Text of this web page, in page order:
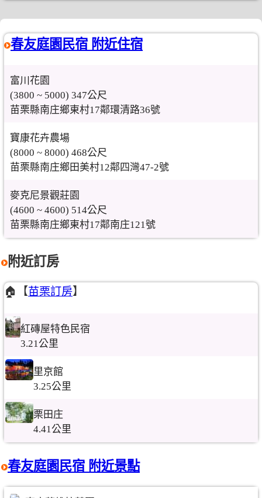
春友庭園民宿 附近住宿
富川花園
(3800 ~ 5000) 347公尺
苗栗縣南庄鄉東村17鄰環清路36號
寶康花卉農場
(8000 ~ 8000) 468公尺
苗栗縣南庄鄉田美村12鄰四灣47-2號
麥克尼景觀莊園
(4600 ~ 4600) 514公尺
苗栗縣南庄鄉東村17鄰南庄121號
附近訂房
🏠【苗栗訂房】
紅磚屋特色民宿
3.21公里
里京館
3.25公里
栗田庄
4.41公里
春友庭園民宿 附近景點